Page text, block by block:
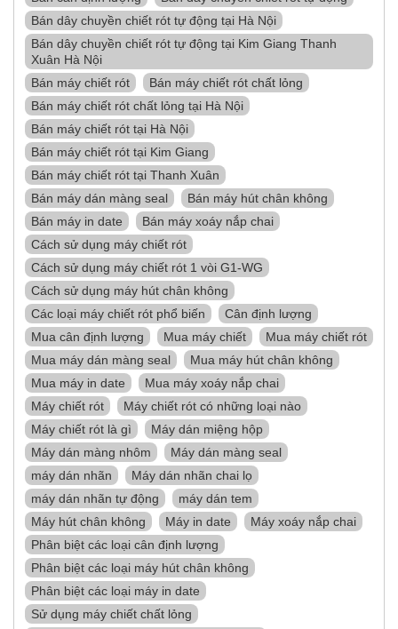
Bán dây chuyền chiết rót tự động tại Hà Nội
Bán dây chuyền chiết rót tự động tại Kim Giang Thanh
Xuân Hà Nội
Bán máy chiết rót
Bán máy chiết rót chất lỏng
Bán máy chiết rót chất lỏng tại Hà Nội
Bán máy chiết rót tại Hà Nội
Bán máy chiết rót tại Kim Giang
Bán máy chiết rót tại Thanh Xuân
Bán máy dán màng seal
Bán máy hút chân không
Bán máy in date
Bán máy xoáy nắp chai
Cách sử dụng máy chiết rót
Cách sử dụng máy chiết rót 1 vòi G1-WG
Cách sử dụng máy hút chân không
Các loại máy chiết rót phổ biến
Cân định lượng
Mua cân định lượng
Mua máy chiết
Mua máy chiết rót
Mua máy dán màng seal
Mua máy hút chân không
Mua máy in date
Mua máy xoáy nắp chai
Máy chiết rót
Máy chiết rót có những loại nào
Máy chiết rót là gì
Máy dán miệng hộp
Máy dán màng nhôm
Máy dán màng seal
máy dán nhãn
Máy dán nhãn chai lọ
máy dán nhãn tự động
máy dán tem
Máy hút chân không
Máy in date
Máy xoáy nắp chai
Phân biệt các loại cân định lượng
Phân biệt các loại máy hút chân không
Phân biệt các loại máy in date
Sử dụng máy chiết chất lỏng